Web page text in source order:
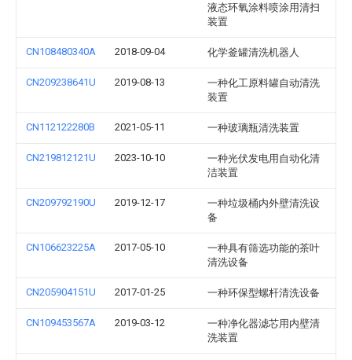
液态环氧涂料喷涂用清扫
装置
CN108480340A 2018-09-04 化学釜罐清洗机器人
CN209238641U 2019-08-13
一种化工原料罐自动清洗
装置
CN112122280B 2021-05-11 一种玻璃瓶清洗装置
CN219812121U 2023-10-10
一种光伏发电用自动化清
洁装置
CN209792190U 2019-12-17
一种垃圾桶内外壁清洗设
备
CN106623225A 2017-05-10
一种具有筛选功能的茶叶
清洗设备
CN205904151U 2017-01-25 一种环保型螺杆清洗设备
CN109453567A 2019-03-12
一种净化器滤芯用内壁清
洗装置